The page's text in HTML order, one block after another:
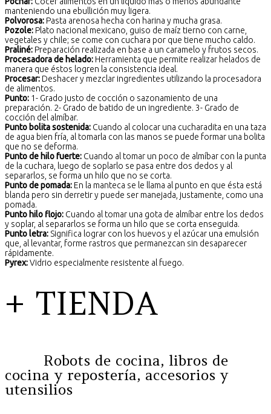
manteniendo una ebullición muy ligera.
Polvorosa: Pasta arenosa hecha con harina y mucha grasa.
Pozole: Plato nacional mexicano, guiso de maíz tierno con carne,
vegetales y chile; se come con cuchara por que tiene mucho caldo.
Praliné: Preparación realizada en base a un caramelo y frutos secos.
Procesadora de helado: Herramienta que permite realizar helados de
manera que éstos logren la consistencia ideal.
Procesar: Deshacer y mezclar ingredientes utilizando la procesadora
de alimentos.
Punto: 1- Grado justo de cocción o sazonamiento de una
preparación. 2- Grado de batido de un ingrediente. 3- Grado de
cocción del almíbar.
Punto bolita sostenida: Cuando al colocar una cucharadita en una taza
de agua bien fría, al tomarla con las manos se puede formar una bolita
que no se deforma.
Punto de hilo fuerte: Cuando al tomar un poco de almíbar con la punta
de la cuchara, luego de soplarlo se pasa entre dos dedos y al
separarlos, se forma un hilo que no se corta.
Punto de pomada: En la manteca se le llama al punto en que ésta está
blanda pero sin derretir y puede ser manejada, justamente, como una
pomada.
Punto hilo flojo: Cuando al tomar una gota de almíbar entre los dedos
y soplar, al separarlos se forma un hilo que se corta enseguida.
Punto letra: Significa lograr con los huevos y el azúcar una emulsión
que, al levantar, forme rastros que permanezcan sin desaparecer
rápidamente.
Pyrex:Vidrio especialmente resistente al fuego.
+ TIENDA
Robots de cocina, libros de
cocina y repostería, accesorios y
utensilios